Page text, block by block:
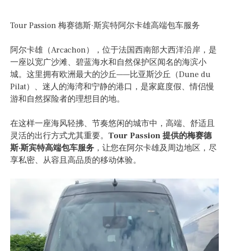
Tour Passion 梅赛德斯·斯宾特阿尔卡雄高端包车服务
阿尔卡雄（Arcachon），位于法国西南部大西洋沿岸，是
一座以宽广沙滩、碧蓝海水和自然保护区闻名的海滨小
城。这里拥有欧洲最大的沙丘——比亚斯沙丘（Dune du
Pilat）、迷人的海湾和宁静的港口，是家庭度假、情侣慢
游和自然探险者的理想目的地。
在这样一座海风轻拂、节奏悠闲的城市中，高端、舒适且
灵活的出行方式尤其重要。 Tour Passion 提供的梅赛德
斯·斯宾特高端包车服务 ，让您在阿尔卡雄及周边地区，尽
享私密、从容且高品质的移动体验。